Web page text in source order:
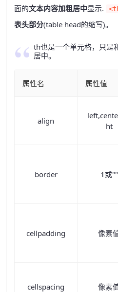
面的文本内容加粗居中显示.
表头部分(table head的缩写)。
th也是一个单元格，只是
居中。
属性名 属性值
align
ht
border 1或""
cellpadding 像素
cellspacing 像素